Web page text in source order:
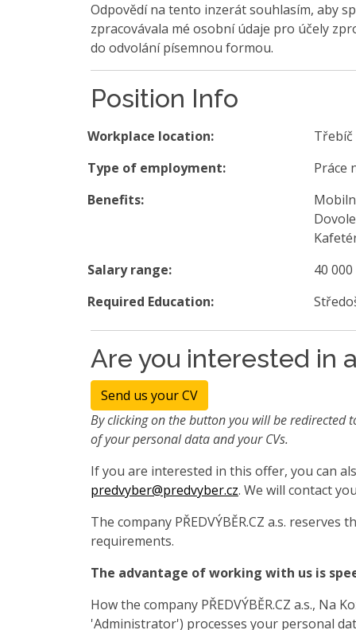
Odpovědí na tento inzerát souhlasím, aby
zpracovávala mé osobní údaje pro účely
do odvolání písemnou formou.
Position Info
Workplace location:
Třebíč
Type of employment:
Práce
Benefits:
Salary range:
40
Required Education:
Are you interested in
Send us your CV
By clicking on the button you will be redirected
of your personal data and your CVs.
If you are interested in this offer, you can
predvyber@predvyber.cz. We will contact
The company PŘEDVÝBĚR.CZ a.s.
requirements.
The advantage of working with us is
How the company PŘEDVÝBĚR.CZ a.s., Na
'Administrator') processes your personal